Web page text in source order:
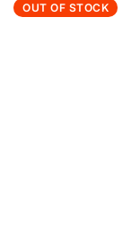
OUT OF STOCK